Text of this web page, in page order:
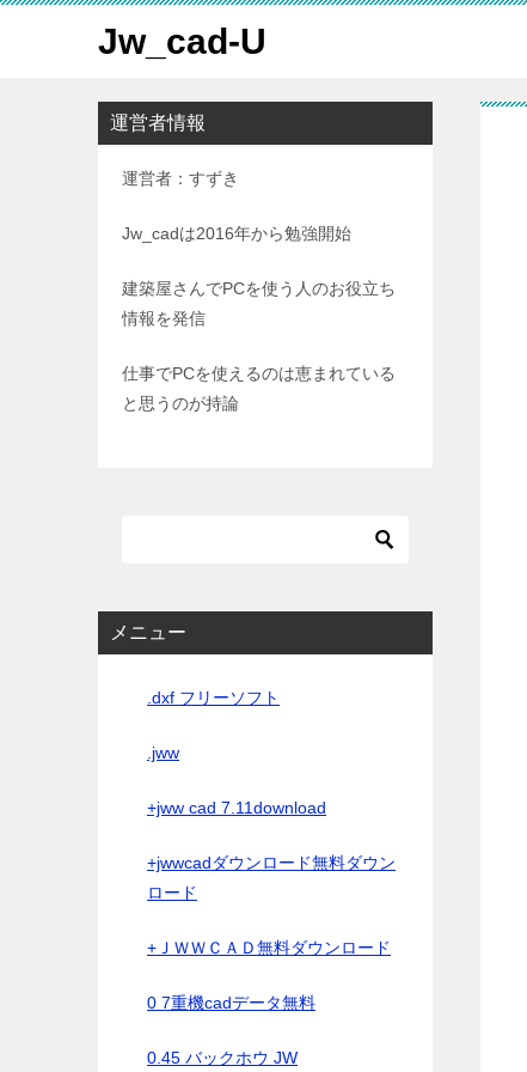
Jw_cad-U
運営者情報
運営者：すずき
Jw_cadは2016年から勉強開始
建築屋さんでPCを使う人のお役立ち
情報を発信
仕事でPCを使えるのは恵まれている
と思うのが持論
メニュー
.dxf フリーソフト
.jww
+jww cad 7.11download
+jwwcadダウンロード無料ダウン
ロード
+ＪＷＷＣＡＤ無料ダウンロード
0 7重機cadデータ無料
0.45 バックホウ JW